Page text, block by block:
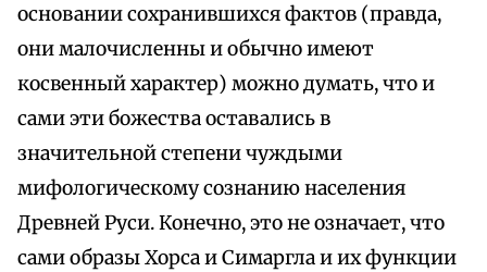
основании сохранившихся фактов (правда,
они малочисленны и обычно имеют
косвенный характер) можно думать, что и
сами эти божества оставались в
значительной степени чуждыми
мифологическому сознанию населения
Древней Руси. Конечно, это не означает, что
сами образы Хорса и Симаргла и их функции